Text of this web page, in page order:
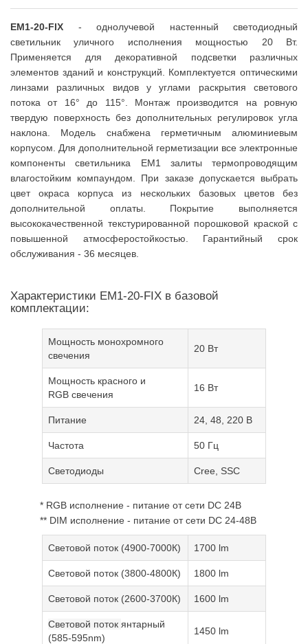
EM1-20-FIX - однолучевой настенный светодиодный
светильник уличного исполнения мощностью 20 Вт.
Применяется для декоративной подсветки различных
элементов зданий и конструкций. Комплектуется оптическими
линзами различных видов у углами раскрытия светового
потока от 16° до 115°. Монтаж производится на ровную
твердую поверхность без дополнительных регулировок угла
наклона. Модель снабжена герметичным алюминиевым
корпусом. Для дополнительной герметизации все электронные
компоненты светильника EM1 залиты термопроводящим
влагостойким компаундом. При заказе допускается выбрать
цвет окраса корпуса из нескольких базовых цветов без
дополнительной оплаты. Покрытие выполняется
высококачественной текстурированной порошковой краской с
повышенной атмосферостойкостью. Гарантийный срок
обслуживания - 36 месяцев.
Характеристики EM1-20-FIX в базовой
комплектации:
Мощность монохромного
свечения
20 Вт
Мощность красного и
RGB свечения
16 Вт
Питание 24, 48, 220 В
Частота 50 Гц
Светодиоды Cree, SSC
* RGB исполнение - питание от сети DC 24В
** DIM исполнение - питание от сети DC 24-48В
Световой поток (4900-7000К) 1700 lm
Световой поток (3800-4800К) 1800 lm
Световой поток (2600-3700К) 1600 lm
Световой поток янтарный
(585-595nm)
1450 lm